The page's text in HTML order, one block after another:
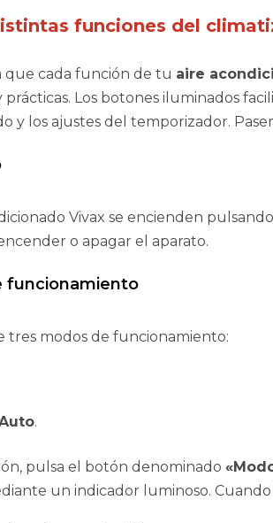
funciones del
cada función de tu aire
Los botones iluminados
y los ajustes del temporizador.
Vivax se encienden
o apagar el aparato.
funcionamiento
tres modos de funcionamiento:
.
pulsa el botón denominado
un indicador luminoso.